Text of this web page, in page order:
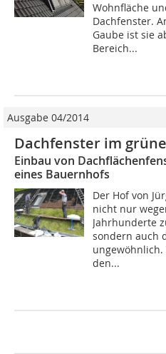
Wohnfläche
Dachfenster.
Gaube ist sie
Bereich...
Ausgabe 04/2014
Dachfenster im
Einbau von
eines Bauernhofs
Der Hof von
nicht nur
Jahrhunderte
sondern auch
den...